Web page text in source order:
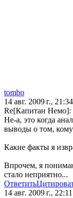
tombo
14 авг. 2009 г.,
Re[Капитан Немо]:
Не-а, это когда
выводы о том,
Какие факты я
Впрочем, я
стало неприятно...
Ответить
14 авг. 2009 г.,